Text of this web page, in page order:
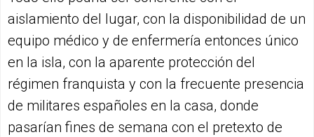
aislamiento del lugar, con la disponibilidad de un
equipo médico y de enfermería entonces único
en la isla, con la aparente protección del
régimen franquista y con la frecuente presencia
de militares españoles en la casa, donde
pasarían fines de semana con el pretexto de